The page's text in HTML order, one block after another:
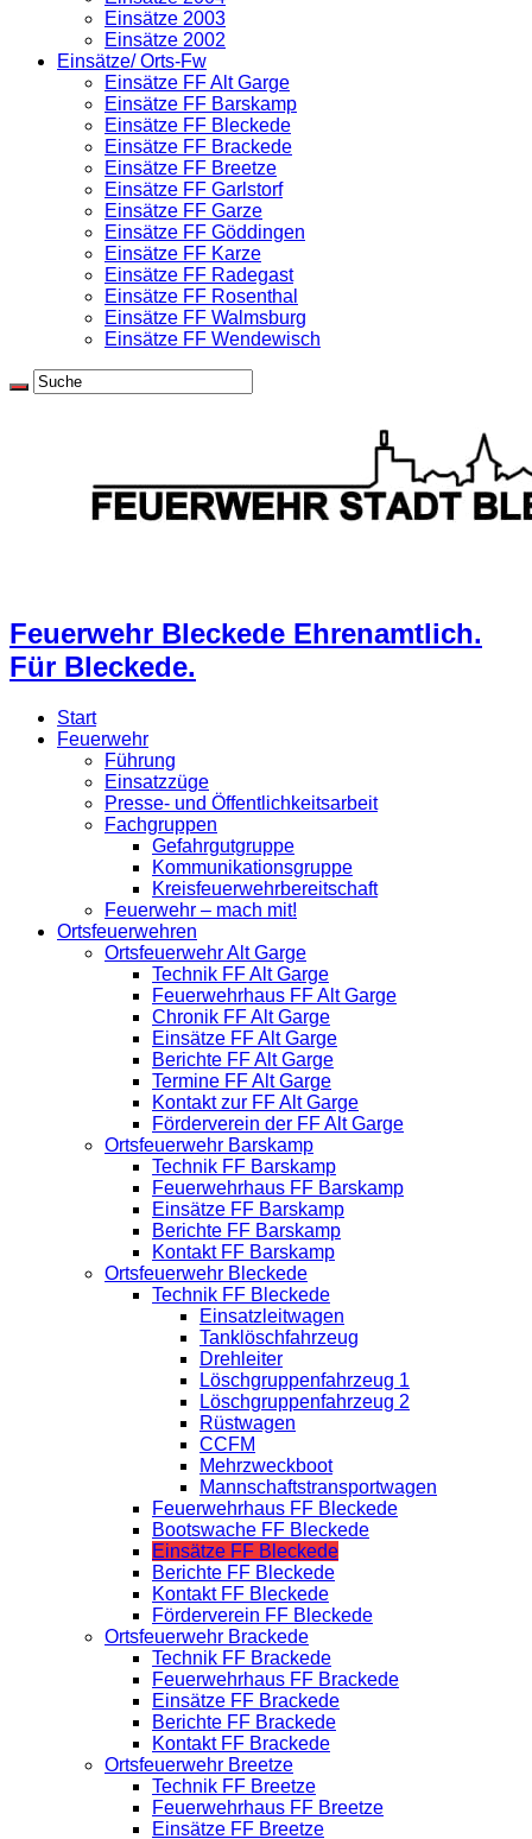
Einsätze 2003
Einsätze 2002
Einsätze/ Orts-Fw
Einsätze FF Alt Garge
Einsätze FF Barskamp
Einsätze FF Bleckede
Einsätze FF Brackede
Einsätze FF Breetze
Einsätze FF Garlstorf
Einsätze FF Garze
Einsätze FF Göddingen
Einsätze FF Karze
Einsätze FF Radegast
Einsätze FF Rosenthal
Einsätze FF Walmsburg
Einsätze FF Wendewisch
Feuerwehr Bleckede Ehrenamtlich.
Für Bleckede.
Start
Feuerwehr
Führung
Einsatzzüge
Presse- und Öffentlichkeitsarbeit
Fachgruppen
Gefahrgutgruppe
Kommunikationsgruppe
Kreisfeuerwehrbereitschaft
Feuerwehr – mach mit!
Ortsfeuerwehren
Ortsfeuerwehr Alt Garge
Technik FF Alt Garge
Feuerwehrhaus FF Alt Garge
Chronik FF Alt Garge
Einsätze FF Alt Garge
Berichte FF Alt Garge
Termine FF Alt Garge
Kontakt zur FF Alt Garge
Förderverein der FF Alt Garge
Ortsfeuerwehr Barskamp
Technik FF Barskamp
Feuerwehrhaus FF Barskamp
Einsätze FF Barskamp
Berichte FF Barskamp
Kontakt FF Barskamp
Ortsfeuerwehr Bleckede
Technik FF Bleckede
Einsatzleitwagen
Tanklöschfahrzeug
Drehleiter
Löschgruppenfahrzeug 1
Löschgruppenfahrzeug 2
Rüstwagen
CCFM
Mehrzweckboot
Mannschaftstransportwagen
Feuerwehrhaus FF Bleckede
Bootswache FF Bleckede
Einsätze FF Bleckede
Berichte FF Bleckede
Kontakt FF Bleckede
Förderverein FF Bleckede
Ortsfeuerwehr Brackede
Technik FF Brackede
Feuerwehrhaus FF Brackede
Einsätze FF Brackede
Berichte FF Brackede
Kontakt FF Brackede
Ortsfeuerwehr Breetze
Technik FF Breetze
Feuerwehrhaus FF Breetze
Einsätze FF Breetze